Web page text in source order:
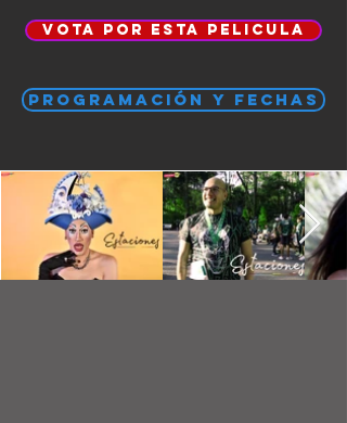
VOTA POR ESTA PELICULA
PROGRAMACIÓN Y FECHAS